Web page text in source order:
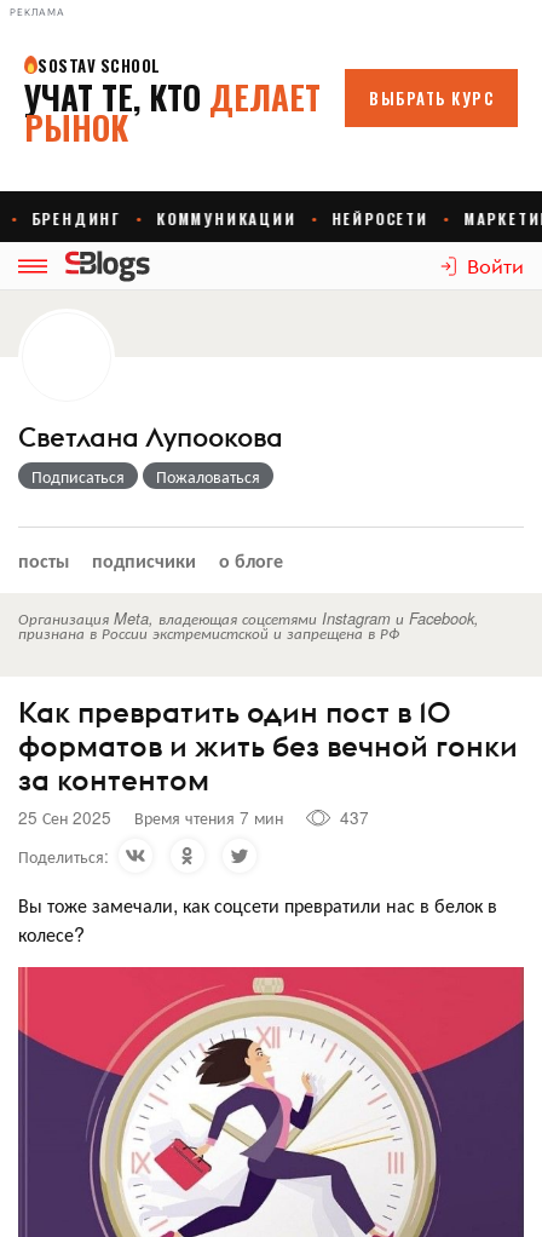
РЕКЛАМА
Войти
Светлана Лупоокова
Подписаться Пожаловаться
посты подписчики о блоге
Организация Meta, владеющая соцсетями Instagram и Facebook,
признана в России экстремистской и запрещена в РФ
Как превратить один пост в 10
форматов и жить без вечной гонки
за контентом
25 Сен 2025 Время чтения 7 мин
437
Поделиться:
Вы тоже замечали, как соцсети превратили нас в белок в
колесе?